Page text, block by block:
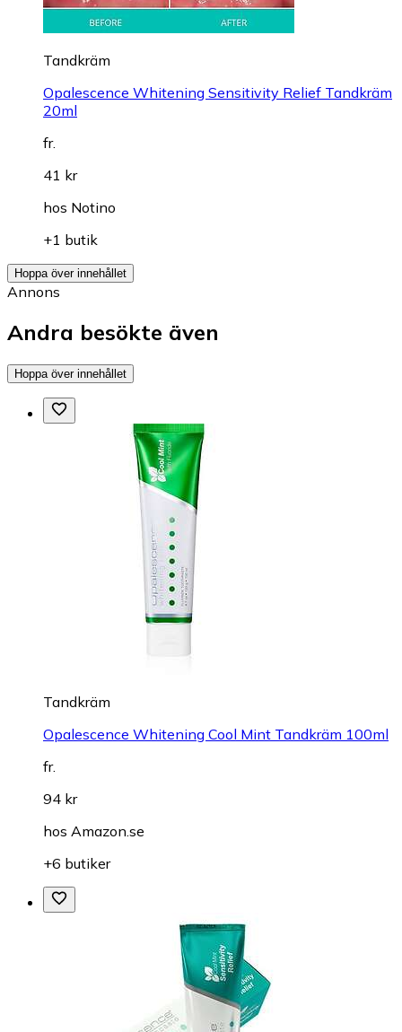
Tandkräm
Opalescence Whitening Sensitivity Relief Tandkräm
20ml
fr.
41 kr
hos Notino
+1 butik
Hoppa över innehållet
Annons
Andra besökte även
Hoppa över innehållet
Tandkräm
Opalescence Whitening Cool Mint Tandkräm 100ml
fr.
94 kr
hos Amazon.se
+6 butiker